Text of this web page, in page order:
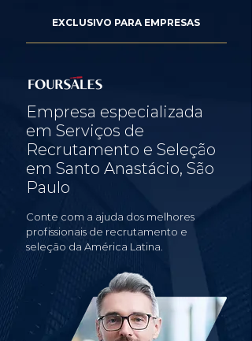
EXCLUSIVO PARA EMPRESAS
Empresa especializada
em Serviços de
Recrutamento e Seleção
em Santo Anastácio, São
Paulo
Conte com a ajuda dos melhores
profissionais de recrutamento e
seleção da América Latina.